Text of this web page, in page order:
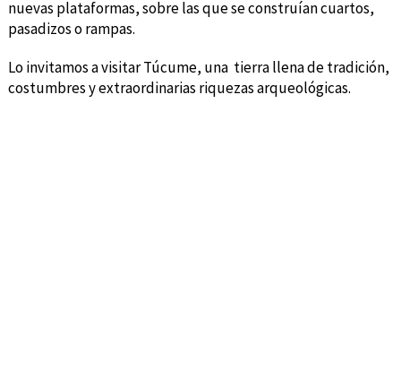
nuevas plataformas, sobre las que se construían cuartos,
pasadizos o rampas.
Lo invitamos a visitar Túcume, una tierra llena de tradición,
costumbres y extraordinarias riquezas arqueológicas.